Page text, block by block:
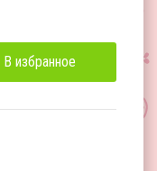
В избранное